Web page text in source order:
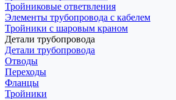
Тройниковые ответвления
Элементы трубопровода с кабелем
Тройники с шаровым краном
Детали трубопровода
Детали трубопровода
Отводы
Переходы
Фланцы
Тройники